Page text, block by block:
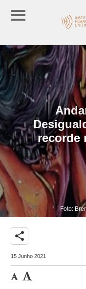
recorde
Foto:
share
15 Junho 2021